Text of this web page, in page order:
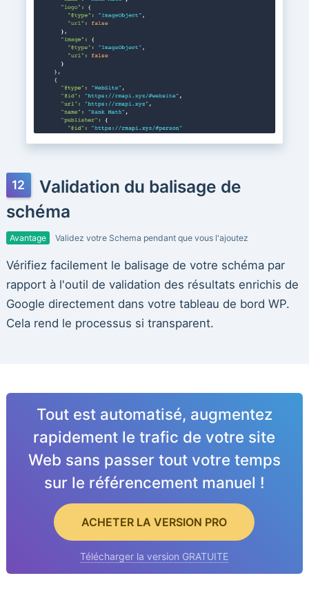
Validation du balisage de
schéma
Avantage Validez votre Schema pendant que vous l'ajoutez
Vérifiez facilement le balisage de votre schéma par
rapport à l'outil de validation des résultats enrichis de
Google directement dans votre tableau de bord WP.
Cela rend le processus si transparent.
Tout est automatisé, augmentez
rapidement le trafic de votre site
Web sans passer tout votre temps
sur le référencement manuel !
ACHETER LA VERSION PRO
Télécharger la version GRATUITE